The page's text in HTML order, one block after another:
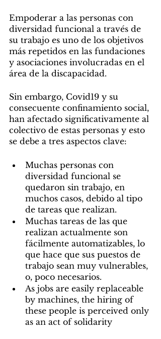
Empoderar a las personas con
diversidad funcional a través de
su trabajo es uno de los objetivos
más repetidos en las fundaciones
y asociaciones involucradas en el
área de la discapacidad.
Sin embargo, Covid19 y su
consecuente confinamiento social,
han afectado significativamente al
colectivo de estas personas y esto
se debe a tres aspectos clave:
Muchas personas con
diversidad funcional se
quedaron sin trabajo, en
muchos casos, debido al tipo
de tareas que realizan.
Muchas tareas de las que
realizan actualmente son
fácilmente automatizables, lo
que hace que sus puestos de
trabajo sean muy vulnerables,
o, poco necesarios.
As jobs are easily replaceable
by machines, the hiring of
these people is perceived only
as an act of solidarity